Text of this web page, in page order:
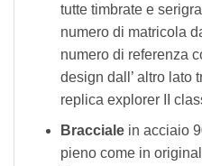
tutte timbrate e
numero di matricola
numero di referenza
design dall’ altro lato
replica explorer II
Braccialein acciaio
pieno come in